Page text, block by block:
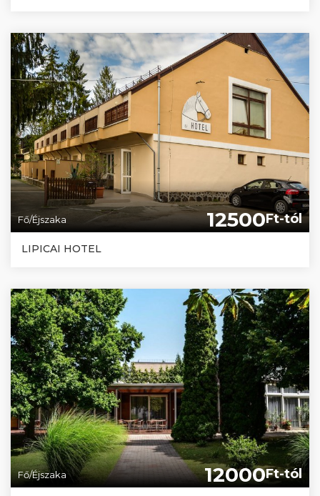
Fő/Éjszaka 12500Ft-tól
LIPICAI HOTEL
Fő/Éjszaka 12000Ft-tól